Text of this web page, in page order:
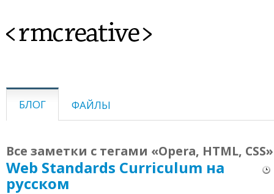
<rmcreative>
БЛОГ ФАЙЛЫ
Все заметки с тегами «Opera, HTML, CSS»
Web Standards Curriculum на
русском